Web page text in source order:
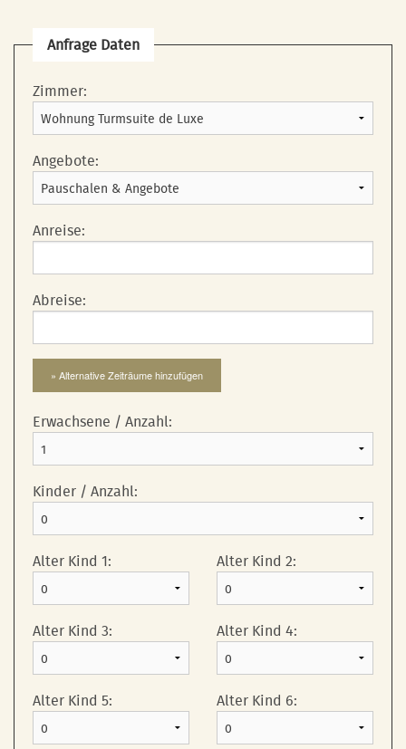
Anfrage Daten
Zimmer:
Angebote:
Anreise:
Abreise:
» Alternative Zeiträume hinzufügen
Erwachsene / Anzahl:
Kinder / Anzahl:
Alter Kind 1: Alter Kind 2:
Alter Kind 3: Alter Kind 4:
Alter Kind 5: Alter Kind 6: